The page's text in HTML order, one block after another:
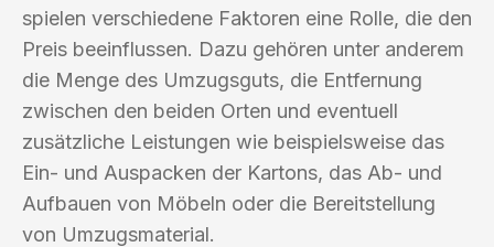
spielen verschiedene Faktoren eine Rolle, die den
Preis beeinflussen. Dazu gehören unter anderem
die Menge des Umzugsguts, die Entfernung
zwischen den beiden Orten und eventuell
zusätzliche Leistungen wie beispielsweise das
Ein- und Auspacken der Kartons, das Ab- und
Aufbauen von Möbeln oder die Bereitstellung
von Umzugsmaterial.